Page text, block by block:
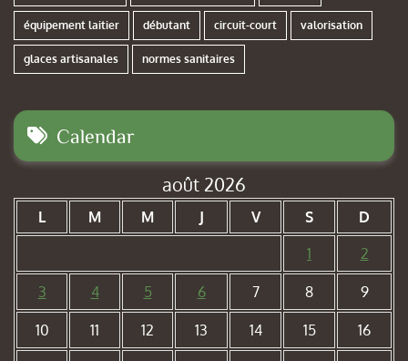
équipement laitier débutant circuit-court valorisation
glaces artisanales normes sanitaires
Calendar
août 2026
L M M J V S
D
1
2
3 4 5 6 7 8 9
10 11 12 13 14 15 16